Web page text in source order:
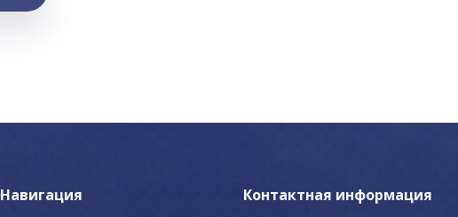
Навигация Контактная информация